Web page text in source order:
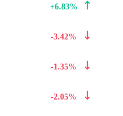
+6.83%
-3.42%
-1.35%
-2.05%